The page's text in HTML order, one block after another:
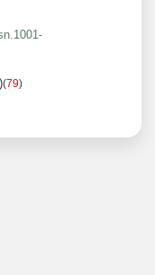
(79)